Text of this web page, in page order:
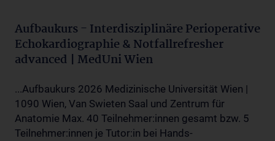
Aufbaukurs - Interdisziplinäre Perioperative
Echokardiographie & Notfallrefresher
advanced | MedUni Wien
...Aufbaukurs 2026 Medizinische Universität Wien |
1090 Wien, Van Swieten Saal und Zentrum für
Anatomie Max. 40 Teilnehmer:innen gesamt bzw. 5
Teilnehmer:innen je Tutor:in bei Hands-